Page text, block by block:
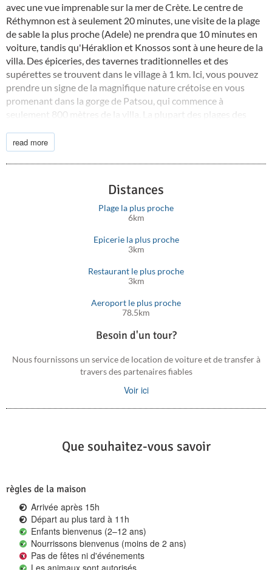
avec une vue imprenable sur la mer de Crète. Le centre de
Réthymnon est à seulement 20 minutes, une visite de la plage
de sable la plus proche (Adele) ne prendra que 10 minutes en
voiture, tandis qu'Héraklion et Knossos sont à une heure de la
villa. Des épiceries, des tavernes traditionnelles et des
supérettes se trouvent dans le village à 1 km. Ici, vous pouvez
prendre un signe de la magnifique nature crétoise en vous
promenant dans la gorge de Patsou, qui commence à
seulement 800 mètres de la villa. La plupart des plages des
Geropotamos cachent encore des coins tranquilles pour
profiter de votre baignade, tandis que le monastère d'Arkadi
est un endroit merveilleusement paisible, avec une ravissante
révolutionnaires crétois contre les Turcs.
read more
Distances
Plage la plus proche
6km
Epicerie la plus proche
3km
Restaurant le plus proche
3km
Aeroport le plus proche
78.5km
Besoin d'un tour?
Nous fournissons un service de location de voiture et de transfer à
travers des partenaires fiables
Voir ici
Que souhaitez-vous savoir
règles de la maison
Arrivée après 15h
Départ au plus tard à 11h
Enfants bienvenus (2–12 ans)
Nourrissons bienvenus (moins de 2 ans)
Pas de fêtes ni d'événements
Les animaux sont autorisés